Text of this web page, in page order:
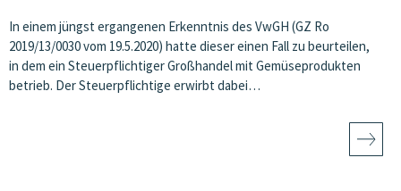
In einem jüngst ergangenen Erkenntnis des VwGH (GZ Ro
2019/13/0030 vom 19.5.2020) hatte dieser einen Fall zu beurteilen,
in dem ein Steuerpflichtiger Großhandel mit Gemüseprodukten
betrieb. Der Steuerpflichtige erwirbt dabei…